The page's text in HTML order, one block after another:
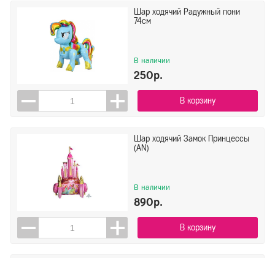
Шар ходячий Радужный пони
74см
В наличии
250р.
В корзину
Шар ходячий Замок Принцессы
(AN)
В наличии
890р.
В корзину